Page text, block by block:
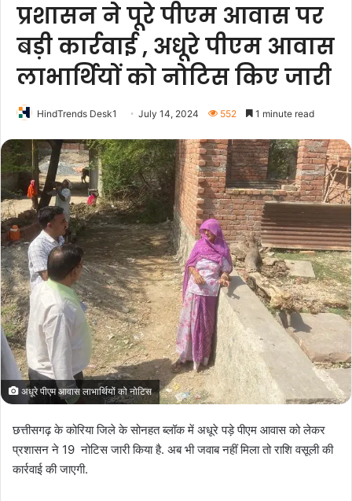
प्रशासन ने पूरे पीएम आवास पर
बड़ी कार्रवाई , अधूरे पीएम आवास
लाभार्थियों को नोटिस किए जारी
HindTrends Desk1 July 14, 2024 552 1 minute read
अधूरे पीएम आवास लाभार्थियों को नोटिस
छत्तीसगढ़ के कोरिया जिले के सोनहत ब्लॉक में अधूरे पड़े पीएम आवास को लेकर
प्रशासन ने 19 नोटिस जारी किया है. अब भी जवाब नहीं मिला तो राशि वसूली की
कार्रवाई की जाएगी.